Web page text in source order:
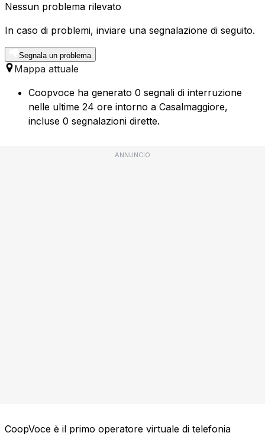
Nessun problema rilevato
In caso di problemi, inviare una segnalazione di seguito.
Segnala un problema
Mappa attuale
Coopvoce ha generato 0 segnali di interruzione
nelle ultime 24 ore intorno a Casalmaggiore,
incluse 0 segnalazioni dirette.
ANNUNCIO
CoopVoce è il primo operatore virtuale di telefonia